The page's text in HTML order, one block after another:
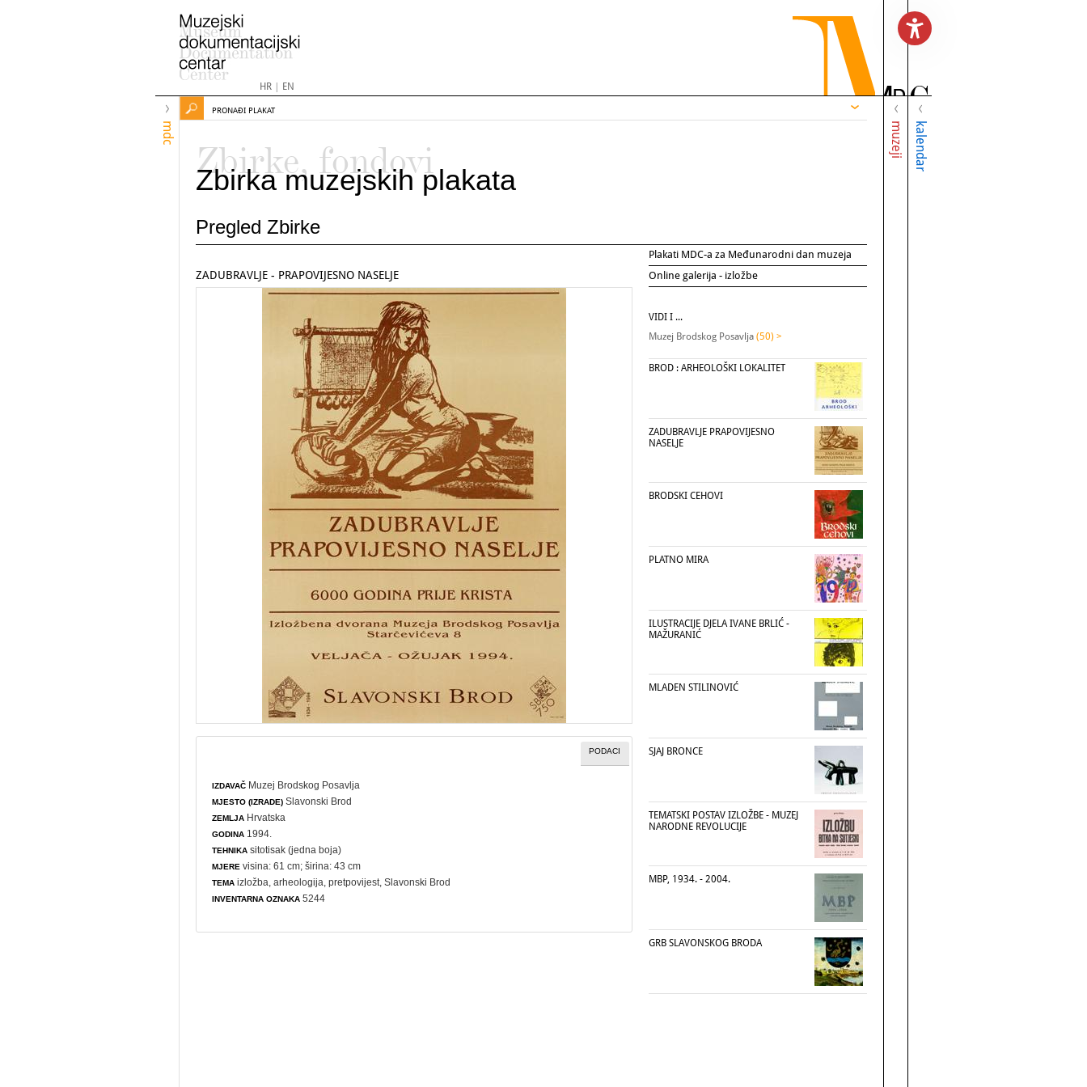
HR| EN
mdc muzeji kalendar
PRONAĐI PLAKAT
Zbirke, fondovi
Zbirka muzejskih plakata
Pregled Zbirke
Plakati MDC-a za Međunarodni dan muzeja
Online galerija - izložbe
ZADUBRAVLJE - PRAPOVIJESNO NASELJE
PODACI
IZDAVAČ Muzej Brodskog Posavlja
MJESTO (IZRADE) Slavonski Brod
ZEMLJA Hrvatska
GODINA 1994.
TEHNIKA sitotisak (jedna boja)
MJERE visina: 61 cm; širina: 43 cm
TEMA izložba ,arheologija , pretpovijest, Slavonski Brod
INVENTARNA OZNAKA 5244
VIDI I ...
Muzej Brodskog Posavlja (50) >
BROD : ARHEOLOŠKI LOKALITET
ZADUBRAVLJE PRAPOVIJESNO
NASELJE
BRODSKI CEHOVI
PLATNO MIRA
ILUSTRACIJE DJELA IVANE BRLIĆ -
MAŽURANIĆ
MLADEN STILINOVIĆ
SJAJ BRONCE
TEMATSKI POSTAV IZLOŽBE - MUZEJ
NARODNE REVOLUCIJE
MBP, 1934. - 2004.
GRB SLAVONSKOG BRODA